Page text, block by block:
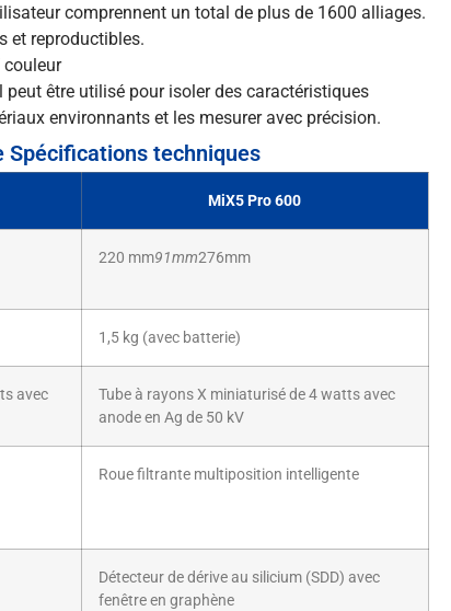
comprennent un total de plus de 1600 alliages.
et reproductibles.
être utilisé pour isoler des caractéristiques
environnants et les mesurer avec précision.
Spécifications techniques
MiX5 Pro 600
220 mm91mm276mm
1,5 kg (avec batterie)
avec
Tube à rayons X miniaturisé de 4 watts avec
anode en Ag de 50 kV
Roue filtrante multiposition intelligente
Détecteur de dérive au silicium (SDD) avec
fenêtre en graphène